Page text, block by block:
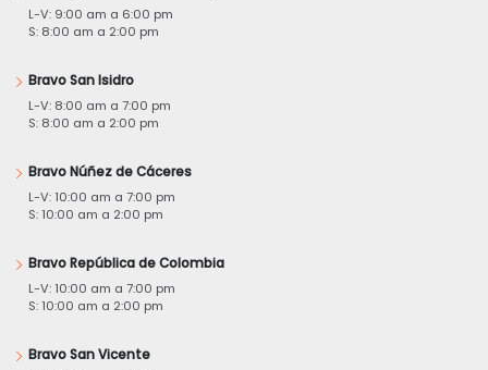
L-V: 9:00 am a 6:00 pm
S: 8:00 am a 2:00 pm
Bravo San Isidro
L-V: 8:00 am a 7:00 pm
S: 8:00 am a 2:00 pm
Bravo Núñez de Cáceres
L-V: 10:00 am a 7:00 pm
S: 10:00 am a 2:00 pm
Bravo República de Colombia
L-V: 10:00 am a 7:00 pm
S: 10:00 am a 2:00 pm
Bravo San Vicente